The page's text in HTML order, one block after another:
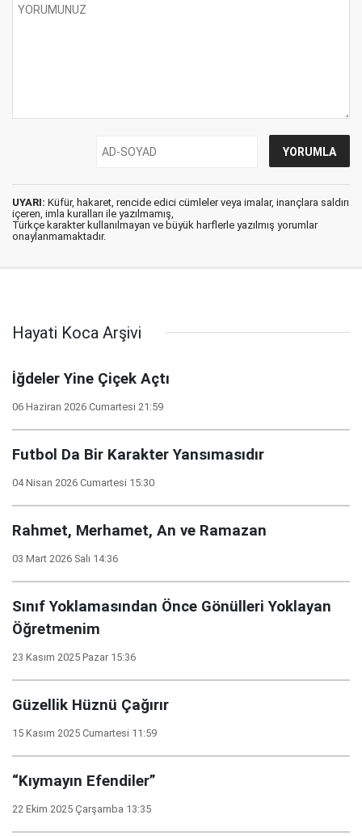
UYARI: Küfür, hakaret, rencide edici cümleler veya imalar, inançlara saldırı
içeren, imla kuralları ile yazılmamış,
Türkçe karakter kullanılmayan ve büyük harflerle yazılmış yorumlar
onaylanmamaktadır.
Hayati Koca Arşivi
İğdeler Yine Çiçek Açtı
06 Haziran 2026 Cumartesi 21:59
Futbol Da Bir Karakter Yansımasıdır
04 Nisan 2026 Cumartesi 15:30
Rahmet, Merhamet, An ve Ramazan
03 Mart 2026 Salı 14:36
Sınıf Yoklamasından Önce Gönülleri Yoklayan
Öğretmenim
23 Kasım 2025 Pazar 15:36
Güzellik Hüznü Çağırır
15 Kasım 2025 Cumartesi 11:59
“Kıymayın Efendiler”
22 Ekim 2025 Çarşamba 13:35